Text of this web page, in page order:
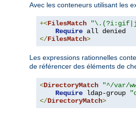
Avec les conteneurs utilisant les
+<FilesMatch
Require
</FilesMatch>
Les expressions rationnelles
de référencer des éléments de
<DirectoryMatch "^/var/
Require ldap-group
</DirectoryMatch>